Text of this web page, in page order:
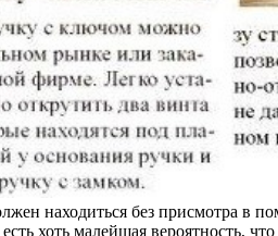
находиться без присмотра в
хоть малейшая вероятность,